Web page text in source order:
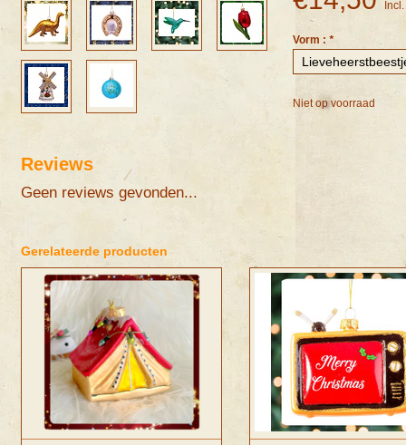
Vorm : *
Niet op voorraad
Reviews
Geen reviews gevonden...
Gerelateerde producten